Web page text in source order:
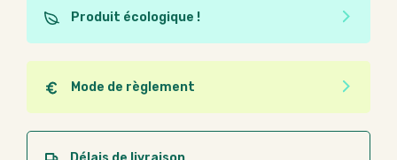
Produit écologique !
Ce produit est éco-conçu, il a été fabriqué à partir de
matériaux recyclés ou recyclables. Ces produits
peuvent plus facilement obtenir une seconde vie
après utilisation. L'origine de fabrication du produit
n'entre pas dans les critères d'éco-conception.
Mode de règlement
Quel que soit le mode de règlement, vous pouvez
passer commande en ligne sur Good Act.
Paiement CB :paiement sécurisé par carte